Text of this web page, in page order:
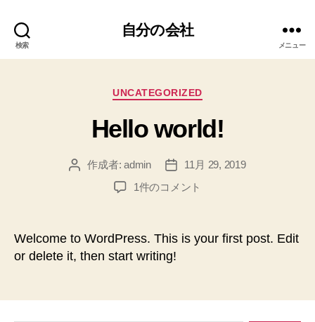
検索
自分の会社
メニュー
カ
ゴ
リ
UNCATEGORIZED
Hello world!
投
作成者:admin
投
稿
11月 29, 2019
Hello
1件のコメント
Welcome to WordPress. This is your first post. Edit
or delete it, then start writing!